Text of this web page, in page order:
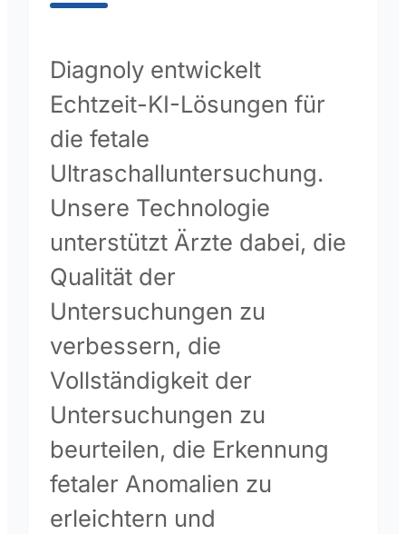
Diagnoly entwickelt
Echtzeit-KI-Lösungen für
die fetale
Ultraschalluntersuchung.
Unsere Technologie
unterstützt Ärzte dabei, die
Qualität der
Untersuchungen zu
verbessern, die
Vollständigkeit der
Untersuchungen zu
beurteilen, die Erkennung
fetaler Anomalien zu
erleichtern und